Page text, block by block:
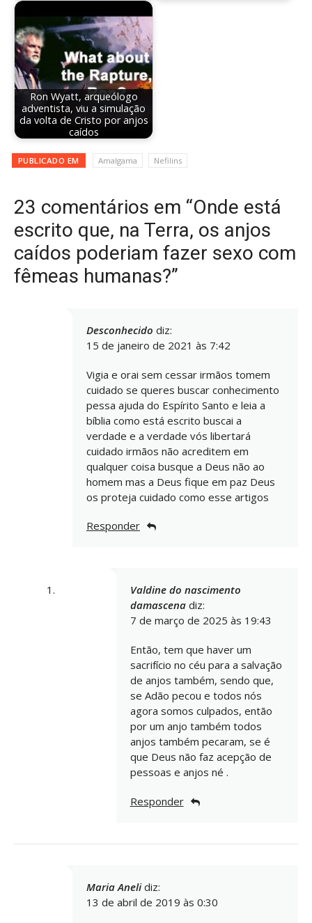
Ron Wyatt, arqueólogo
adventista, viu a simulação
da volta de Cristo por anjos
caídos
PUBLICADO EM Amalgama Nefilins
23 comentários em “Onde está
escrito que, na Terra, os anjos
caídos poderiam fazer sexo com
fêmeas humanas?”
Desconhecido diz:
15 de janeiro de 2021 às 7:42
Vigia e orai sem cessar irmãos tomem
cuidado se queres buscar conhecimento
pessa ajuda do Espírito Santo e leia a
bíblia como está escrito buscai a
verdade e a verdade vós libertará
cuidado irmãos não acreditem em
qualquer coisa busque a Deus não ao
homem mas a Deus fique em paz Deus
os proteja cuidado como esse artigos
Responder
Valdine do nascimento
damascena diz:
7 de março de 2025 às 19:43
Então, tem que haver um
sacrifício no céu para a salvação
de anjos também, sendo que,
se Adão pecou e todos nós
agora somos culpados, então
por um anjo também todos
anjos também pecaram, se é
que Deus não faz acepção de
pessoas e anjos né .
Responder
Maria Aneli diz:
13 de abril de 2019 às 0:30